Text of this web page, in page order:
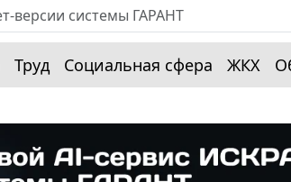
Труд Социальная сфера ЖКХ